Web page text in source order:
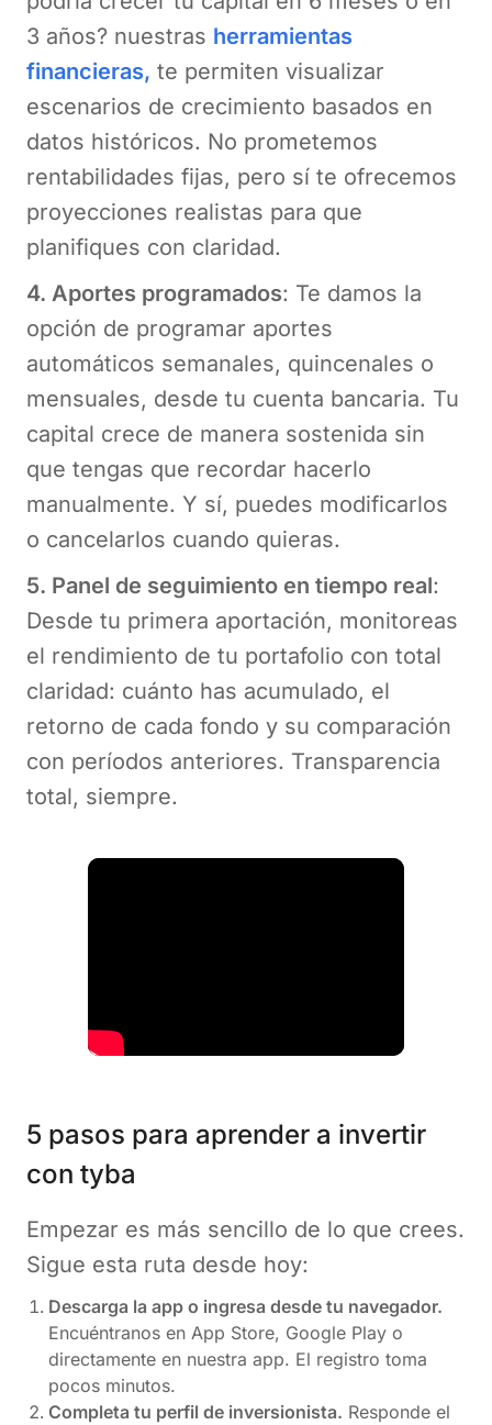
3 años? nuestras herramientas
financieras, te permiten visualizar
escenarios de crecimiento basados en
datos históricos. No prometemos
rentabilidades fijas, pero sí te ofrecemos
proyecciones realistas para que
planifiques con claridad.
4. Aportes programados: Te damos la
opción de programar aportes
automáticos semanales, quincenales o
mensuales, desde tu cuenta bancaria. Tu
capital crece de manera sostenida sin
que tengas que recordar hacerlo
manualmente. Y sí, puedes modificarlos
o cancelarlos cuando quieras.
5. Panel de seguimiento en tiempo real:
Desde tu primera aportación, monitoreas
el rendimiento de tu portafolio con total
claridad: cuánto has acumulado, el
retorno de cada fondo y su comparación
con períodos anteriores. Transparencia
total, siempre.
5 pasos para aprender a invertir
con tyba
Empezar es más sencillo de lo que crees.
Sigue esta ruta desde hoy:
Descarga la app o ingresa desde tu navegador.
Encuéntranos en App Store, Google Play o
directamente en nuestra app. El registro toma
pocos minutos.
Completa tu perfil de inversionista. Responde el